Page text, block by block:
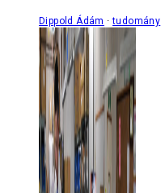
Dippold Ádám tudomány